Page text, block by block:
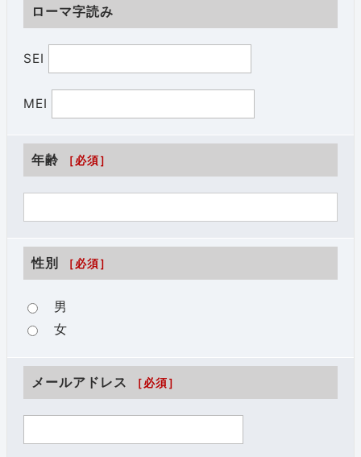
ローマ字読み
SEI
MEI
年齢 ［必須］
性別 ［必須］
男
女
メールアドレス ［必須］